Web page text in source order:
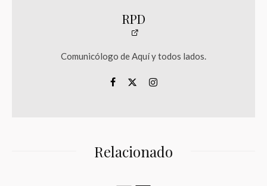
RPD
Comunicólogo de Aquí y todos lados.
Relacionado